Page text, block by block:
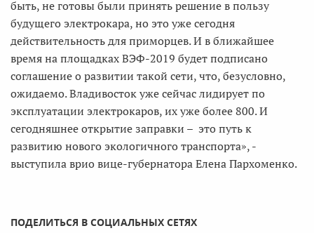
быть, не готовы были принять решение в пользу
будущего электрокара, но это уже сегодня
действительность для приморцев. И в ближайшее
время на площадках ВЭФ-2019 будет подписано
соглашение о развитии такой сети, что, безусловно,
ожидаемо. Владивосток уже сейчас лидирует по
эксплуатации электрокаров, их уже более 800. И
сегодняшнее открытие заправки – это путь к
развитию нового экологичного транспорта», -
выступила врио вице-губернатора Елена Пархоменко.
ПОДЕЛИТЬСЯ В СОЦИАЛЬНЫХ СЕТЯХ